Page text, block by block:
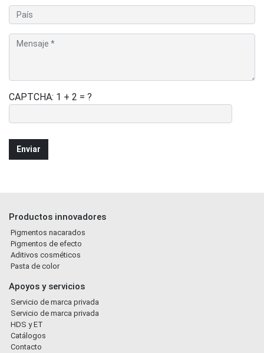
CAPTCHA: 1 + 2 = ?
Productos innovadores
Pigmentos nacarados
Pigmentos de efecto
Aditivos cosméticos
Pasta de color
Apoyos y servicios
Servicio de marca privada
Servicio de marca privada
HDS y ET
Catálogos
Contacto